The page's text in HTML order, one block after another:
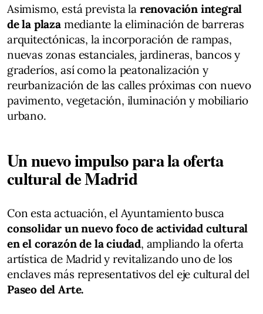
Asimismo, está prevista la renovación integral
de la plazamediante la eliminación de barreras
arquitectónicas, la incorporación de rampas,
nuevas zonas estanciales, jardineras, bancos y
graderíos, así como la peatonalización y
reurbanización de las calles próximas con nuevo
pavimento, vegetación, iluminación y mobiliario
urbano.
Un nuevo impulso para la oferta
cultural de Madrid
Con esta actuación, el Ayuntamiento busca
consolidar un nuevo foco de actividad cultural
en el corazón de la ciudad, ampliando la oferta
artística de Madrid y revitalizando uno de los
enclaves más representativos del eje cultural del
Paseo del Arte.